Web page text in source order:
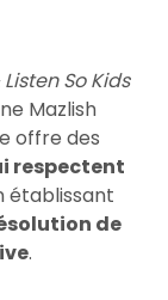
So Kids
Mazlish
offre des
respectent
établissant
de
.